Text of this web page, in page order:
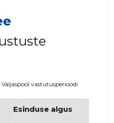
Väljaspool vastutusperioodi
Esinduse algus